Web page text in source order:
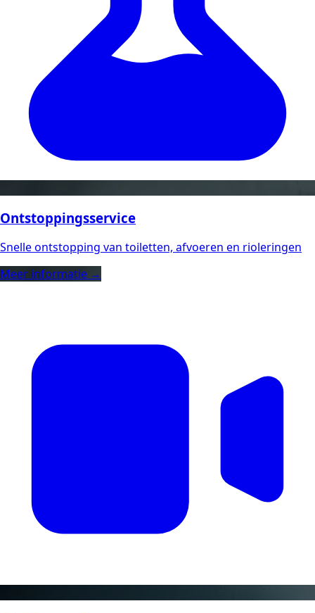
Ontstoppingsservice
Snelle ontstopping van toiletten, afvoeren en rioleringen
Meer informatie →